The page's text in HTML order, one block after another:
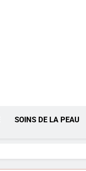
SOINS DE LA PEAU